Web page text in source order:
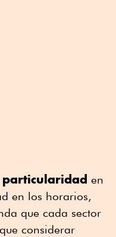
en
en los horarios,
que cada sector
considerar